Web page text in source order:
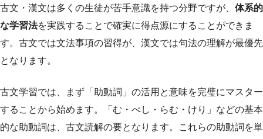
古文・漢文は多くの生徒が苦手意識を持つ分野ですが、 体系的
な学習法を実践することで確実に得点源にすることができま
す。古文では文法事項の習得が、漢文では句法の理解が最優先
となります。
古文学習では、まず「助動詞」の活用と意味を完璧にマスター
することから始めます。「む・べし・らむ・けり」などの基本
的な助動詞は、古文読解の要となります。これらの助動詞を単